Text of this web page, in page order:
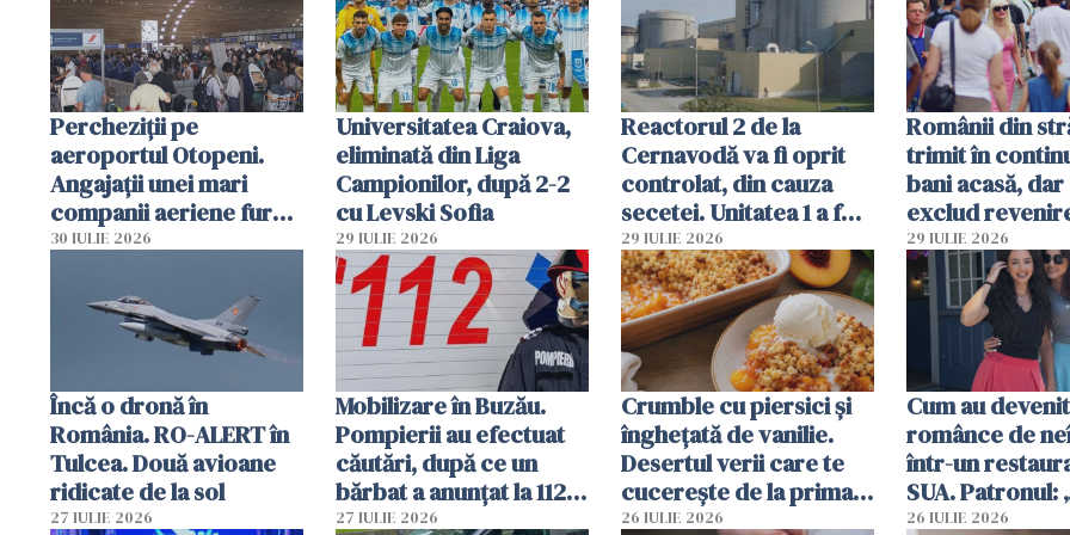
Române
Percheziții pe
aeroportul Otopeni.
Angajații unei mari
companii aeriene furau
parfumuri, ceasuri și
vânzării
30 IULIE 2026
Universitatea Craiova,
eliminată din Liga
Campionilor, după 2-2
cu Levski Sofia
29 IULIE 2026
Reactorul 2 de la
Cernavodă va fi oprit
controlat, din cauza
secetei. Unitatea 1 a fost
deja oprită
29 IULIE 2026
Românii din
trimit în
bani acasă, dar
exclud
29 IULIE 2026
Încă o dronă în
România. RO-ALERT în
Tulcea. Două avioane
ridicate de la sol
27 IULIE 2026
Mobilizare în Buzău.
Pompierii au efectuat
căutări, după ce un
bărbat a anunțat la 112
că a văzut un obiect
27 IULIE 2026
Crumble cu piersici și
înghețată de vanilie.
Desertul verii care te
cucerește de la prima
lingură
26 IULIE 2026
Cum au
românce de
într-un
SUA. Patronul:
ce o să mă fac
26 IULIE 2026